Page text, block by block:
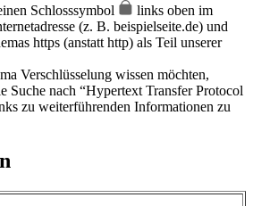
Schlosssymbol
links oben im
(z. B. beispielseite.de) und
https (anstatt http) als Teil unserer
Verschlüsselung wissen möchten,
Suche nach “Hypertext Transfer Protocol
zu weiterführenden Informationen zu